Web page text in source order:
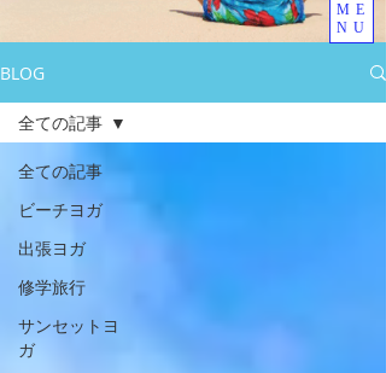
ME
NU
BLOG
全ての記事
ビーチヨガ
出張ヨガ
修学旅行
サンセットヨ
ガ
全ての記事